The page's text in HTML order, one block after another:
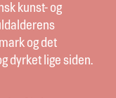
kunst- og
og det
dyrket lige siden.